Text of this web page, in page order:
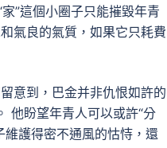
”這個小圈子只能摧毀年青
氣良的氣質，如果它只耗費
意到，巴金并非仇恨如許的
他盼望年青人可以或許“分
維護得密不通風的怙恃，還